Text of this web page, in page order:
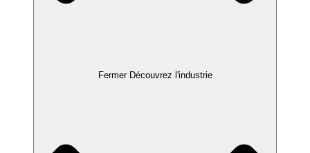
Fermer Découvrez l'industrie